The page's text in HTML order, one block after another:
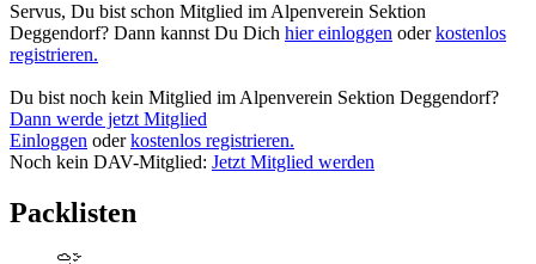
Servus, Du bist schon Mitglied im Alpenverein Sektion
Deggendorf? Dann kannst Du Dich hier einloggen oderkostenlos
registrieren.
Du bist noch kein Mitglied im Alpenverein Sektion Deggendorf?
Dann werde jetzt Mitglied
Einloggen oderkostenlos registrieren.
Noch kein DAV-Mitglied: Jetzt Mitglied werden
Packlisten